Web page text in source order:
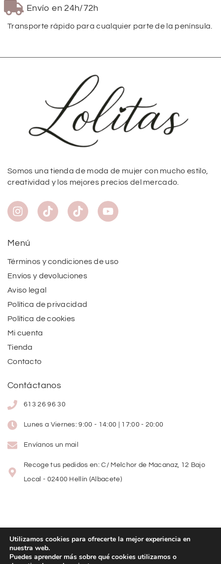
Envío en 24h/72h
Transporte rápido para cualquier parte de la península.
Somos una tienda de moda de mujer con mucho estilo,
creatividad y los mejores precios del mercado.
Menú
Términos y condiciones de uso
Envíos y devoluciones
Aviso legal
Política de privacidad
Política de cookies
Mi cuenta
Tienda
Contacto
Contáctanos
613 26 96 30
Lunes a Viernes: 9:00 - 14:00 | 17:00 - 20:00
Envíanos un mail
Recoge tus pedidos en: C/ Melchor de Macanaz, 12 Bajo
Local - 02400 Hellín (Albacete)
Copyright© 2026Lolitas Moda
Utilizamos cookies para ofrecerte la mejor experiencia en
nuestra web.
Puedes aprender más sobre qué cookies utilizamos o